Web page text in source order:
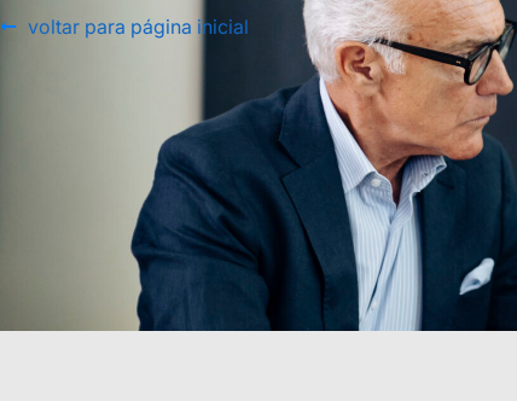
voltar para página inicial